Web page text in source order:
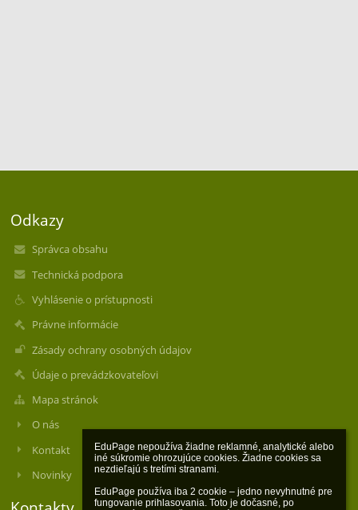
EduPage nepoužíva žiadne reklamné, analytické alebo
iné súkromie ohrozujúce cookies. Žiadne cookies sa
nezdieľajú s tretími stranami.
EduPage používa iba 2 cookie – jedno nevyhnutné pre
fungovanie prihlasovania. Toto je dočasné, po
Odkazy
Správca obsahu
Technická podpora
Vyhlásenie o prístupnosti
Právne informácie
Zásady ochrany osobných údajov
Údaje o prevádzkovateľovi
Mapa stránok
O nás
Kontakt
Novinky